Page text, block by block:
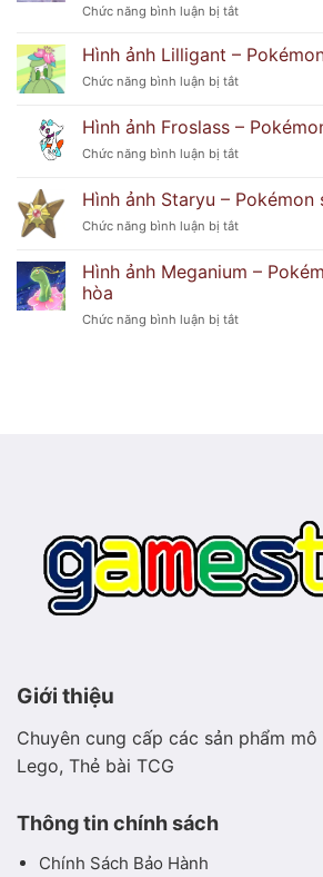
đoán
Pokémon
cẩu
nghịch
Chức năng bình luận bị tắtở
ảnh
Delphox
–
phù
lửa
bí
Hình ảnh Lilligant –
Chức năng bình luận bị tắtở
ảnh
Lilligant
–
hoa
duyên
dáng
Hình ảnh Froslass –
Chức năng bình luận bị tắtở
ảnh
Froslass
–
băng
lẽo
Hình ảnh Staryu –
Chức năng bình luận bị tắtở
Staryu
Pokémon
Hình ảnh Meganium –
hòa
Chức năng bình luận bị tắtở
Giới thiệu
Chuyên cung cấp các sản phẩm mô
Lego, Thẻ bài TCG
Thông tin chính sách
Chính Sách Bảo Hành